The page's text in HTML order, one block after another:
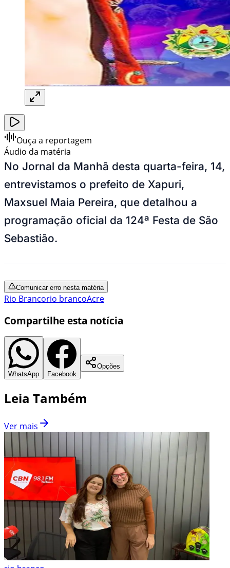
Ouça a reportagem
Áudio da matéria
No Jornal da Manhã desta quarta-feira, 14,
entrevistamos o prefeito de Xapuri,
Maxsuel Maia Pereira, que detalhou a
programação oficial da 124ª Festa de São
Sebastião.
Comunicar erro nesta matéria
Rio Brancorio brancoAcre
Compartilhe esta notícia
WhatsApp Facebook
Opções
Leia Também
Ver mais